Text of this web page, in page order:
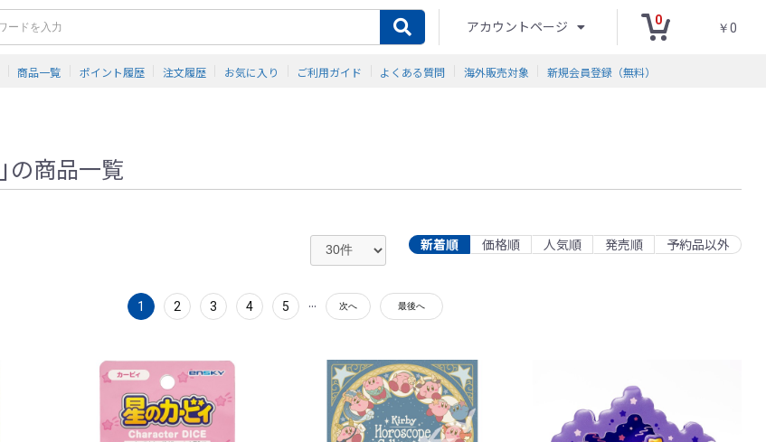
アカウントページ 0
￥0
商品一覧 ポイント履歴 注文履歴 お気に入り ご利用ガイド よくある質問 海外販売対象 新規会員登録（無料）
」の商品一覧
新着順 価格順 人気順 発売順 予約品以外
1 2 3 4 5 ... 次へ 最後へ